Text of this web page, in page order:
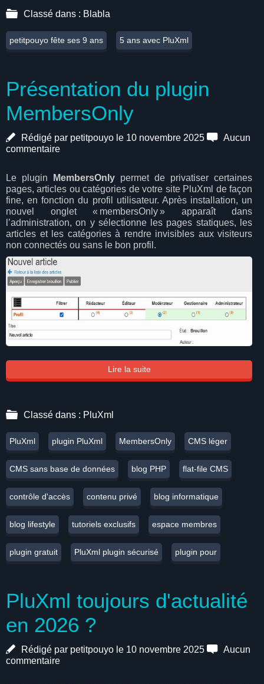
Classé dans : Blabla
petitpouyo fête ses 9 ans 5 ans avec PluXml
Présentation du plugin
MembersOnly
Rédigé par petitpouyo le 10 novembre 2025
Aucun
commentaire
Le plugin MembersOnly permet de privatiser certaines
pages, articles ou catégories de votre site PluXml de façon
fine, en fonction du profil utilisateur. Après installation, un
nouvel onglet « membersOnly » apparaît dans
l’administration, on y sélectionne les pages statiques, les
articles et les catégories à rendre invisibles aux visiteurs
non connectés ou sans le bon profil.
Lire la suite
Classé dans : PluXml
PluXml plugin PluXml MembersOnly CMS léger
CMS sans base de données blog PHP flat-file CMS
contrôle d'accès contenu privé blog informatique
blog lifestyle tutoriels exclusifs espace membres
plugin gratuit PluXml plugin sécurisé plugin pour
PluXml toujours d'actualité
en 2026 ?
Rédigé par petitpouyo le 10 novembre 2025
Aucun
commentaire